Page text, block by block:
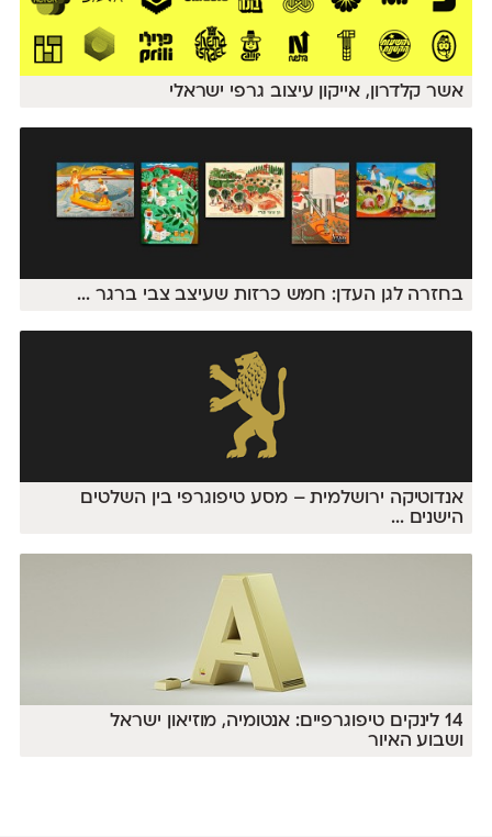
אשר קלדרון, אייקון עיצוב גרפי ישראלי
בחזרה לגן העדן: חמש כרזות שעיצב צבי ברגר...
אנדוטיקה ירושלמית – מסע טיפוגרפי בין השלטים
הישנים ...
14 לינקים טיפוגרפיים: אנטומיה, מוזיאון ישראל
ושבוע האיור